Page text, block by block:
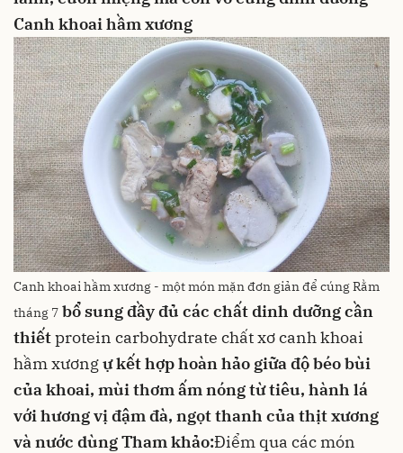
Canh khoai hầm xương
Canh khoai hầm xương - một món mặn đơn giản để cúng Rằm
tháng 7 bổ sung đầy đủ các chất dinh dưỡng cần
thiếtprotein carbohydrate chất xơcanh khoai
hầm xươngự kết hợp hoàn hảo giữa độ béo bùi
của khoai, mùi thơm ấm nóng từtiêu, hành lá
với hương vị đậm đà, ngọt thanh củathịt xương
và nước dùngTham khảo:Điểm qua các món